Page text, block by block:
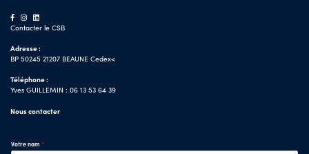
Contacter le CSB
Adresse :
BP 50245 21207 BEAUNE Cedex<
Téléphone :
Yves GUILLEMIN : 06 13 53 64 39
Nous contacter
Votre nom *